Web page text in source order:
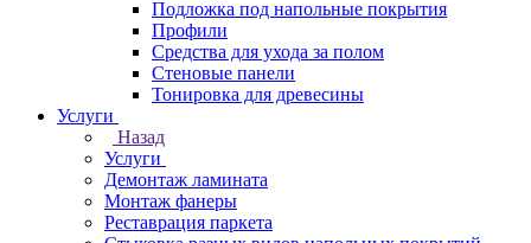
Подложка под напольные покрытия
Профили
Средства для ухода за полом
Стеновые панели
Тонировка для древесины
Услуги
Назад
Услуги
Демонтаж ламината
Монтаж фанеры
Реставрация паркета